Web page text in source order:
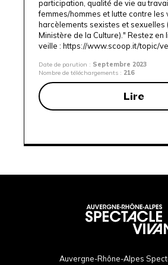
participation, qualité de vie au
femmes/hommes et lutte contre les
harcèlements sexistes et sexuelles
Ministère de la Culture)." Restez en
veille : https://www.scoop.it/topic/
Date de parution : Septembre 2023
Nombre de téléchargements : 216
Lire
Auvergne-Rhône-Alpes